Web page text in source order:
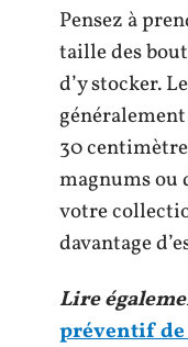
Pensez à
taille des
d’y stocker.
30
magnums ou
votre
davantage
Lire
préventif de